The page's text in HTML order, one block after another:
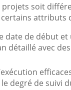
projets soit
attributs
date de début et
détaillé avec
degré de suivi